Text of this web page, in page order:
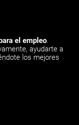
el empleo.
ayudarte a
los mejores